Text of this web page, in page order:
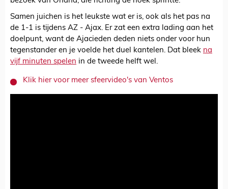
Samen juichen is het leukste wat er is, ook als het pas na
de 1-1 is tijdens AZ - Ajax. Er zat een extra lading aan het
doelpunt, want de Ajacieden deden niets onder voor hun
tegenstander en je voelde het duel kantelen. Dat bleek na
vijf minuten spelen in de tweede helft wel.
Klik hier voor meer sfeervideo's van Ventos